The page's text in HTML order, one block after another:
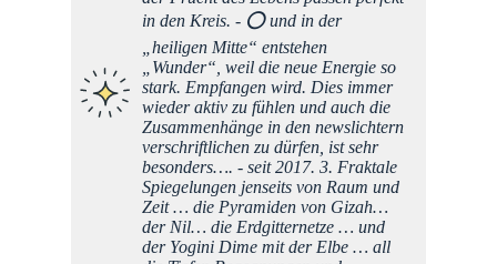
in den Kreis. - ⭕️ und in der
„heiligen Mitte“ entstehen
„Wunder“, weil die neue Energie so
stark. Empfangen wird. Dies immer
wieder aktiv zu fühlen und auch die
Zusammenhänge in den newslichtern
verschriftlichen zu dürfen, ist sehr
besonders…. - seit 2017. 3. Fraktale
Spiegelungen jenseits von Raum und
Zeit … die Pyramiden von Gizah…
der Nil… die Erdgitternetze … und
der Yogini Dime mit der Elbe … all